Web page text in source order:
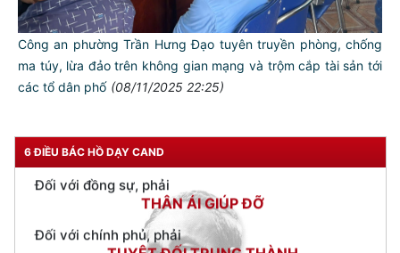
Công an phường Trần Hưng Đạo tuyên truyền phòng, chống
ma túy, lừa đảo trên không gian mạng và trộm cắp tài sản tới
các tổ dân phố (08/11/2025 22:25)
6 ĐIỀU BÁC HỒ DẠY CAND
TƯ CÁCH
NGƯỜI CÔNG AN CÁCH MỆNH LÀ:
Đối với tự mình, phải
CẦN, KIỆM, LIÊM, CHÍNH
THÂN ÁI GIÚP ĐỠ
Đối với chính phủ, phải
TUYỆT ĐỐI TRUNG THÀNH
Đối với nhân dân, phải
KÍNH TRỌNG LỄ PHÉP